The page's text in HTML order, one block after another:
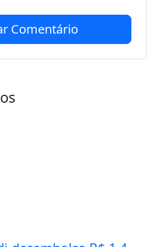
Comentário